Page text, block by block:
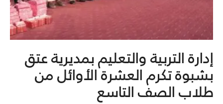
إدارة التربية والتعليم بمديرية عتق
بشبوة تكرم العشرة الأوائل من
طلاب الصف التاسع